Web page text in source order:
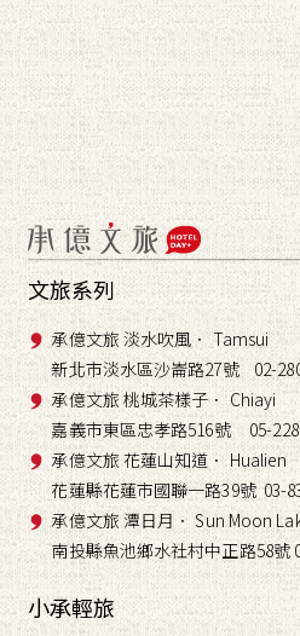
文旅系列
承億文旅 淡水吹風． Tamsui
新北市淡水區沙崙路27號 02-
承億文旅 桃城茶樣子． Chiayi
嘉義市東區忠孝路516號 05-
承億文旅 花蓮山知道． Hualien
花蓮縣花蓮市國聯一路39號 03-
承億文旅 潭日月． Sun Moon
南投縣魚池鄉水社村中正路58號
小承輕旅